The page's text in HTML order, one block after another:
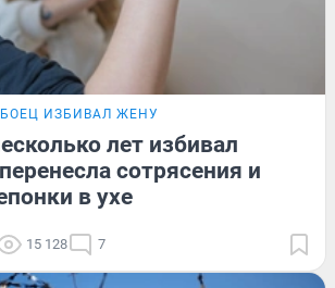
БОЕЦ ИЗБИВАЛ ЖЕНУ
лет избивал
сотрясения и
в ухе
15 128 7